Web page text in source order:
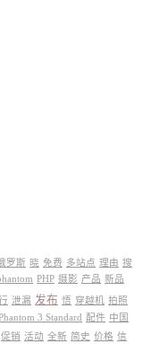
罗斯 晓 免费 多站点 理由 搜
PHP 摄影 产品 新品
泄漏 发布 悟 穿越机 拍照
3 Standard 配件 中国
促销 活动 全新 简史 价格 信